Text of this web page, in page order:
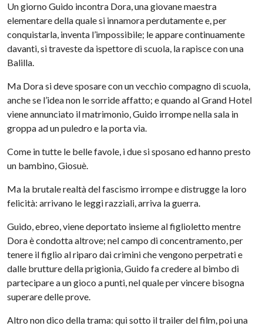
Un giorno Guido incontra Dora, una giovane maestra
elementare della quale si innamora perdutamente e, per
conquistarla, inventa l’impossibile; le appare continuamente
davanti, si traveste da ispettore di scuola, la rapisce con una
Balilla.
Ma Dora si deve sposare con un vecchio compagno di scuola,
anche se l’idea non le sorride affatto; e quando al Grand Hotel
viene annunciato il matrimonio, Guido irrompe nella sala in
groppa ad un puledro e la porta via.
Come in tutte le belle favole, i due si sposano ed hanno presto
un bambino, Giosuè.
Ma la brutale realtà del fascismo irrompe e distrugge la loro
felicità: arrivano le leggi razziali, arriva la guerra.
Guido, ebreo, viene deportato insieme al figlioletto mentre
Dora è condotta altrove; nel campo di concentramento, per
tenere il figlio al riparo dai crimini che vengono perpetrati e
dalle brutture della prigionia, Guido fa credere al bimbo di
partecipare a un gioco a punti, nel quale per vincere bisogna
superare delle prove.
Altro non dico della trama: qui sotto il trailer del film, poi una